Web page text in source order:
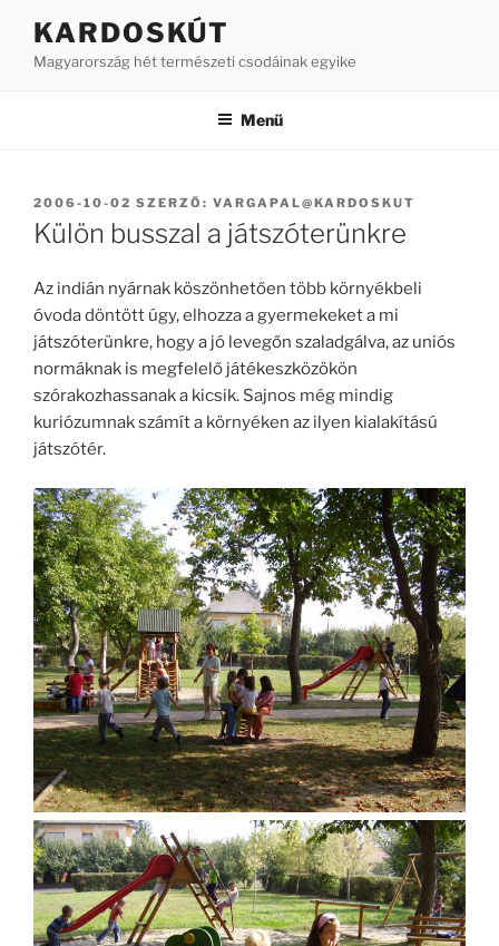
KARDOSKÚT
Magyarország hét természeti csodáinak egyike
Menü
BEKÜLDVE:
2006-10-02 SZERZŐ: VARGAPAL@KARDOSKUT
Külön busszal a játszóterünkre
Az indián nyárnak köszönhetően több környékbeli
óvoda döntött úgy, elhozza a gyermekeket a mi
játszóterünkre, hogy a jó levegőn szaladgálva, az uniós
normáknak is megfelelő játékeszközökön
szórakozhassanak a kicsik. Sajnos még mindig
kuriózumnak számít a környéken az ilyen kialakítású
játszótér.